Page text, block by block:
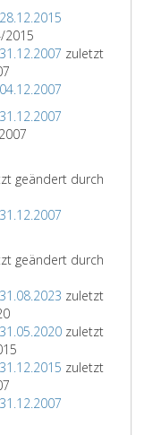
2015
zuletzt
geändert durch
geändert durch
zuletzt
zuletzt
zuletzt